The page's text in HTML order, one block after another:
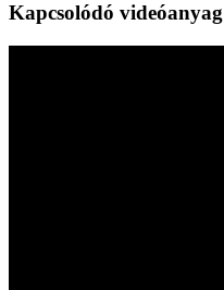
Kapcsolódó videóanyag